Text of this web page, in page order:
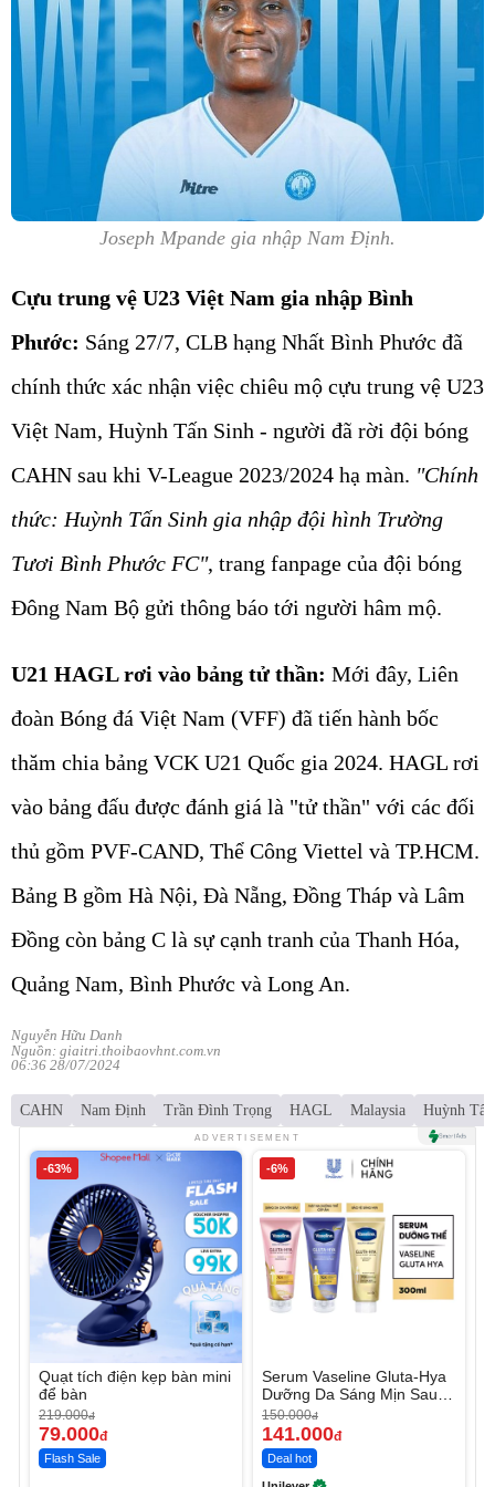
Joseph Mpande gia nhập Nam Định.
Cựu trung vệ U23 Việt Nam gia nhập Bình
Phước: Sáng 27/7, CLB hạng Nhất Bình Phước đã
chính thức xác nhận việc chiêu mộ cựu trung vệ U23
Việt Nam, Huỳnh Tấn Sinh - người đã rời đội bóng
CAHN sau khi V-League 2023/2024 hạ màn. "Chính
thức: Huỳnh Tấn Sinh gia nhập đội hình Trường
Tươi Bình Phước FC", trang fanpage của đội bóng
Đông Nam Bộ gửi thông báo tới người hâm mộ.
U21 HAGL rơi vào bảng tử thần: Mới đây, Liên
đoàn Bóng đá Việt Nam (VFF) đã tiến hành bốc
thăm chia bảng VCK U21 Quốc gia 2024. HAGL rơi
vào bảng đấu được đánh giá là "tử thần" với các đối
thủ gồm PVF-CAND, Thể Công Viettel và TP.HCM.
Bảng B gồm Hà Nội, Đà Nẵng, Đồng Tháp và Lâm
Đồng còn bảng C là sự cạnh tranh của Thanh Hóa,
Quảng Nam, Bình Phước và Long An.
Nguyễn Hữu Danh
Nguồn: giaitri.thoibaovhnt.com.vn
06:36 28/07/2024
CAHN Nam Định Trần Đình Trọng HAGL Malaysia Huỳnh
ADVERTISEMENT
-63%
Quạt tích điện kẹp bàn mini
để bàn
219.000đ
79.000đ
Flash Sale
-6%
Serum Vaseline Gluta-Hya
Dưỡng Da Sáng Mịn Sau 7
Ngày
150.000đ
141.000đ
Deal hot